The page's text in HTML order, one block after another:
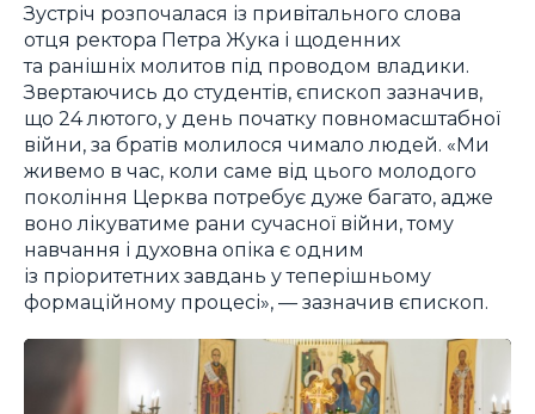
Зустріч розпочалася із привітального слова
отця ректора Петра Жука і щоденних
та ранішніх молитов під проводом владики.
Звертаючись до студентів, єпископ зазначив,
що 24 лютого, у день початку повномасштабної
війни, за братів молилося чимало людей. «Ми
живемо в час, коли саме від цього молодого
покоління Церква потребує дуже багато, адже
воно лікуватиме рани сучасної війни, тому
навчання і духовна опіка є одним
із пріоритетних завдань у теперішньому
формаційному процесі», — зазначив єпископ.